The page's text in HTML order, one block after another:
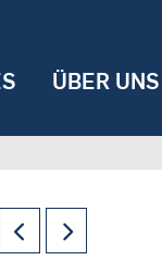
ÜBER UNS